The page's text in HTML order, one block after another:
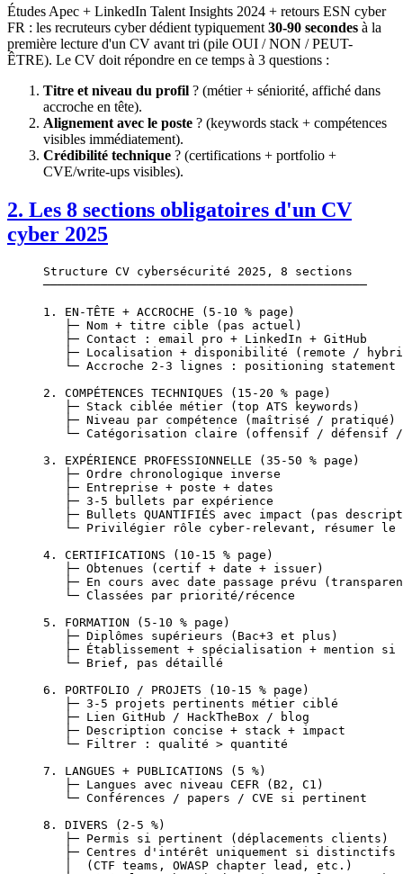
Études Apec + LinkedIn Talent Insights 2024 + retours ESN cyber
FR : les recruteurs cyber dédient typiquement 30-90 secondes à la
première lecture d'un CV avant tri (pile OUI / NON / PEUT-
ÊTRE). Le CV doit répondre en ce temps à 3 questions :
Titre et niveau du profil ? (métier + séniorité, affiché dans
accroche en tête).
Alignement avec le poste ? (keywords stack + compétences
visibles immédiatement).
Crédibilité technique ? (certifications + portfolio +
CVE/write-ups visibles).
2. Les 8 sections obligatoires d'un CV
cyber 2025
Structure CV cybersécurité 2025, 8 sections
─────────────────────────────────────────────
1. EN-TÊTE + ACCROCHE (5-10 % page)
   ├─ Nom + titre cible (pas actuel)
   ├─ Contact : email pro + LinkedIn + GitHub
├─ Localisation + disponibilité (remote /
   └─ Accroche 2-3 lignes : positioning statement
2. COMPÉTENCES TECHNIQUES (15-20 % page)
   ├─ Stack ciblée métier (top ATS keywords)
   ├─ Niveau par compétence (maîtrisé / pratiqué)
└─ Catégorisation claire (offensif / défensif
3. EXPÉRIENCE PROFESSIONNELLE (35-50 % page)
   ├─ Ordre chronologique inverse
   ├─ Entreprise + poste + dates
   ├─ 3-5 bullets par expérience
├─ Bullets QUANTIFIÉS avec impact (pas
└─ Privilégier rôle cyber-relevant, résumer le
4. CERTIFICATIONS (10-15 % page)
   ├─ Obtenues (certif + date + issuer)
├─ En cours avec date passage prévu
   └─ Classées par priorité/récence
5. FORMATION (5-10 % page)
   ├─ Diplômes supérieurs (Bac+3 et plus)
├─ Établissement + spécialisation + mention si
   └─ Brief, pas détaillé
6. PORTFOLIO / PROJETS (10-15 % page)
   ├─ 3-5 projets pertinents métier ciblé
   ├─ Lien GitHub / HackTheBox / blog
   ├─ Description concise + stack + impact
   └─ Filtrer : qualité > quantité
7. LANGUES + PUBLICATIONS (5 %)
   ├─ Langues avec niveau CEFR (B2, C1)
   └─ Conférences / papers / CVE si pertinent
8. DIVERS (2-5 %)
   ├─ Permis si pertinent (déplacements clients)
   ├─ Centres d'intérêt uniquement si distinctifs
   │  (CTF teams, OWASP chapter lead, etc.)